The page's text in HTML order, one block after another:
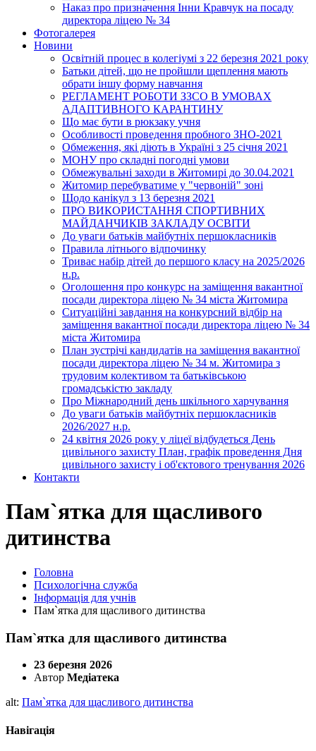
Наказ про призначення Інни Кравчук на посаду
директора ліцею № 34
Фотогалерея
Новини
Освітній процес в колегіумі з 22 березня 2021 року
Батьки дітей, що не пройшли щеплення мають
обрати іншу форму навчання
РЕГЛАМЕНТ РОБОТИ ЗЗСО В УМОВАХ
АДАПТИВНОГО КАРАНТИНУ
Що має бути в рюкзаку учня
Особливості проведення пробного ЗНО-2021
Обмеження, які діють в Україні з 25 січня 2021
МОНУ про складні погодні умови
Обмежувальні заходи в Житомирі до 30.04.2021
Житомир перебуватиме у "червоній" зоні
Щодо канікул з 13 березня 2021
ПРО ВИКОРИСТАННЯ СПОРТИВНИХ
МАЙДАНЧИКІВ ЗАКЛАДУ ОСВІТИ
До уваги батьків майбутніх першокласників
Правила літнього відпочинку
Триває набір дітей до першого класу на 2025/2026
н.р.
Оголошення про конкурс на заміщення вакантної
посади директора ліцею № 34 міста Житомира
Ситуаційні завдання на конкурсний відбір на
заміщення вакантної посади директора ліцею № 34
міста Житомира
План зустрічі кандидатів на заміщення вакантної
посади директора ліцею № 34 м. Житомира з
трудовим колективом та батьківською
громадськістю закладу
Про Міжнародний день шкільного харчування
До уваги батьків майбутніх першокласників
2026/2027 н.р.
24 квітня 2026 року у ліцеї відбудеться День
цивільного захисту План, графік проведення Дня
цивільного захисту і об'єктового тренування 2026
Контакти
Пам`ятка для щасливого
дитинства
Головна
Психологічна служба
Інформація для учнів
Пам`ятка для щасливого дитинства
Пам`ятка для щасливого дитинства
23 березня 2026
Автор Медіатека
alt: Пам`ятка для щасливого дитинства
Навігація